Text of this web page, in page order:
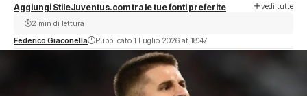
Aggiungi StileJuventus.com tra le tue fonti preferite vedi tutte
Federico Giaconella Pubblicato 1 Luglio 2026 at 18:47
2 min di lettura